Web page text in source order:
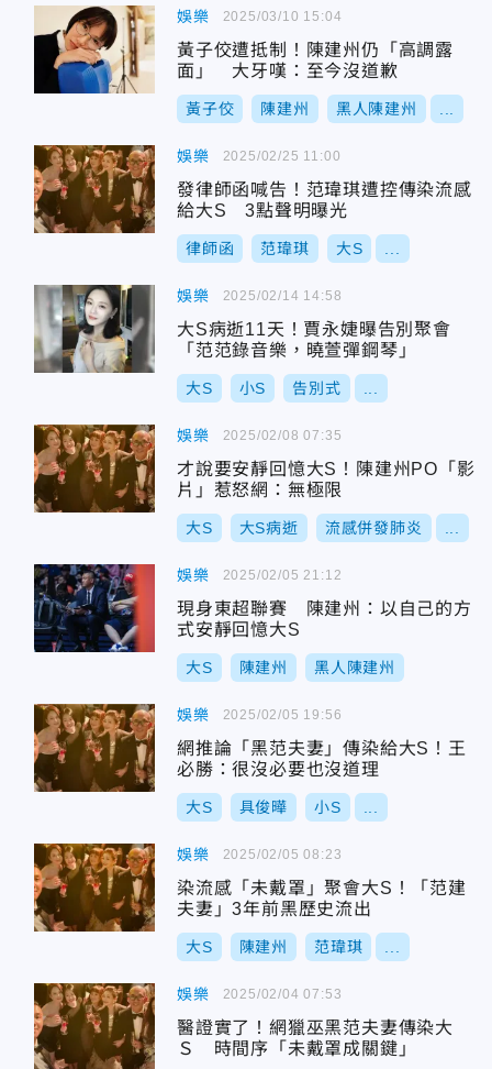
娛樂
黃子佼遭抵制！陳建州仍「高調露
面」 大牙嘆：至今沒道歉
黃子佼 陳建州 黑人陳建州
2025/03/10 15:04
娛樂
發律師函喊告！范瑋琪遭控傳染流感
給大S 3點聲明曝光
律師函 范瑋琪 大S
2025/02/25 11:00
娛樂
大S病逝11天！賈永婕曝告別聚會
「范范錄音樂，曉萱彈鋼琴」
大S 小S 告別式
2025/02/14 14:58
娛樂
才說要安靜回憶大S！陳建州PO「影
片」惹怒網：無極限
大S 大S病逝 流感併發肺炎
2025/02/08 07:35
娛樂
現身東超聯賽 陳建州：以自己的方
式安靜回憶大S
大S 陳建州 黑人陳建州
2025/02/05 21:12
娛樂
網推論「黑范夫妻」傳染給大S！王
必勝：很沒必要也沒道理
大S 具俊曄 小S
2025/02/05 19:56
娛樂
染流感「未戴罩」聚會大S！「范建
夫妻」3年前黑歷史流出
大S 陳建州 范瑋琪
2025/02/05 08:23
娛樂
醫證實了！網獵巫黑范夫妻傳染大
Ｓ 時間序「未戴罩成關鍵」
2025/02/04 07:53